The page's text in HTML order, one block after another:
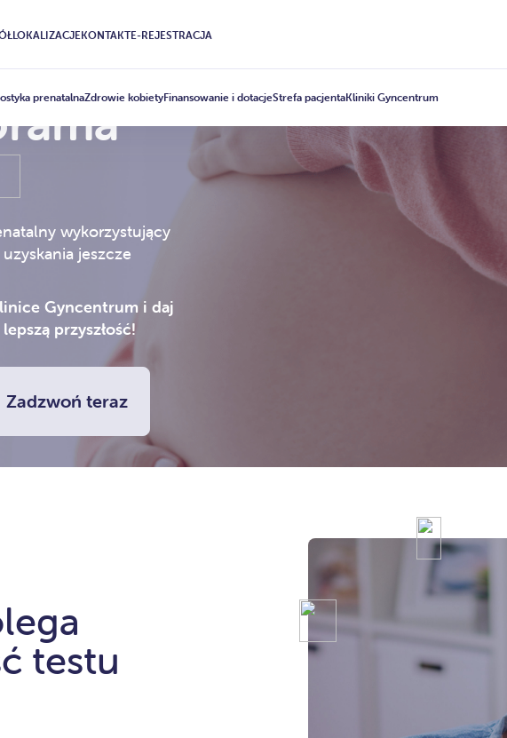
LOKALIZACJEKONTAKTE-REJESTRACJA
prenatalnaZdrowie kobietyFinansowanie i dotacjeStrefa pacjentaKliniki Gyncentrum
wykorzystujący
jeszcze
Gyncentrum i daj
przyszłość!
Zadzwoń teraz
testu